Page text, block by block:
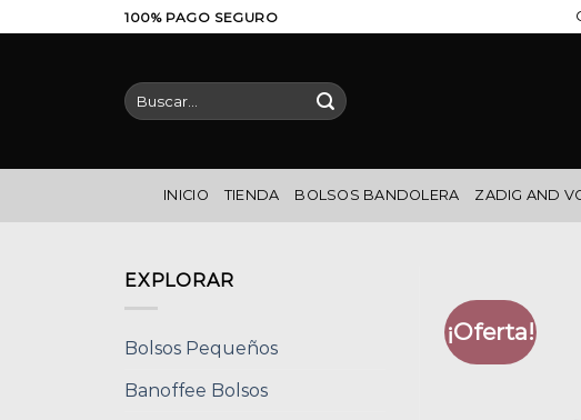
al
100% PAGO SEGURO
Buscar
por:
INICIO TIENDA BOLSOS BANDOLERA ZADIG AND
EXPLORAR
Bolsos Pequeños
Banoffee Bolsos
¡Oferta!